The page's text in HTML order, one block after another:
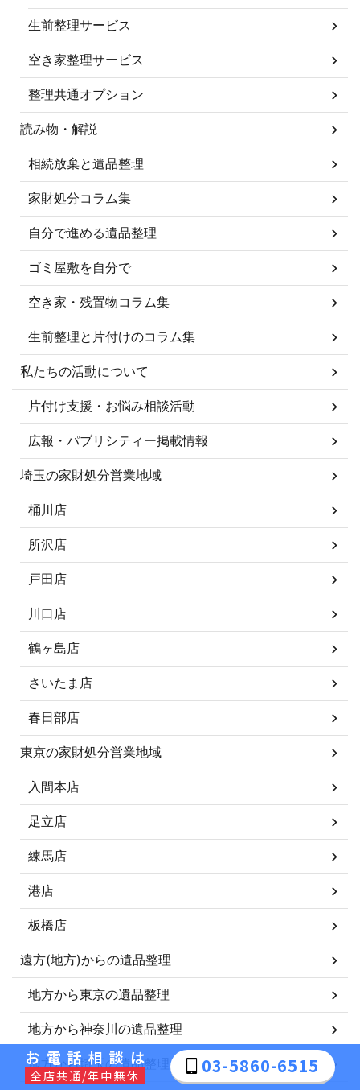
生前整理サービス
空き家整理サービス
整理共通オプション
読み物・解説
相続放棄と遺品整理
家財処分コラム集
自分で進める遺品整理
ゴミ屋敷を自分で
空き家・残置物コラム集
生前整理と片付けのコラム集
私たちの活動について
片付け支援・お悩み相談活動
広報・パブリシティー掲載情報
埼玉の家財処分営業地域
桶川店
所沢店
戸田店
川口店
鶴ヶ島店
さいたま店
春日部店
東京の家財処分営業地域
入間本店
足立店
練馬店
港店
板橋店
遠方(地方)からの遺品整理
地方から東京の遺品整理
地方から神奈川の遺品整理
地方から埼玉の遺品整理
お電話相談は
全店共通/年中無休 03-5860-6515